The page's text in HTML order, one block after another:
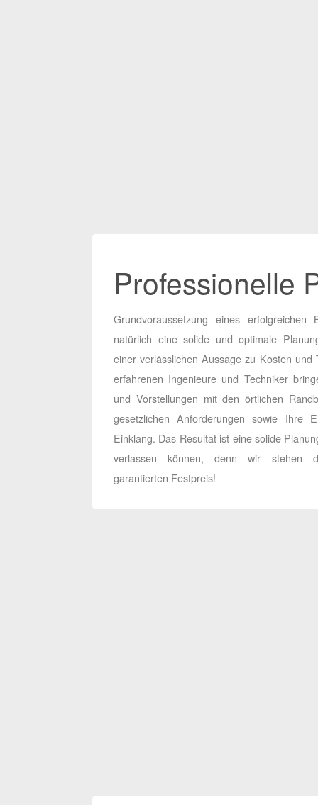
Professionelle
Grundvoraussetzung eines erfolgreichen
natürlich eine solide und optimale
einer verlässlichen Aussage zu Kosten und
erfahrenen Ingenieure und Techniker
und Vorstellungen mit den örtlichen
gesetzlichen Anforderungen sowie Ihre
Einklang. Das Resultat ist eine solide
verlassen können, denn wir stehen
garantierten Festpreis!